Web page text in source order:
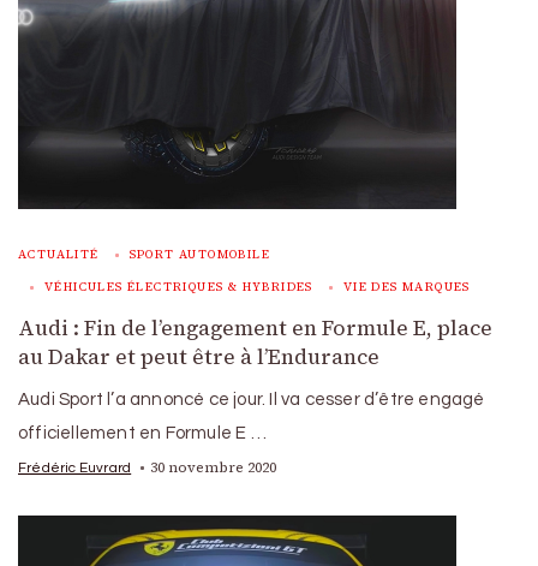
ACTUALITÉ SPORT AUTOMOBILE
VÉHICULES ÉLECTRIQUES & HYBRIDES VIE DES MARQUES
Audi : Fin de l’engagement en Formule E, place
au Dakar et peut être à l’Endurance
Audi Sport l’a annoncé ce jour. Il va cesser d’être engagé
officiellement en Formule E …
Frédéric Euvrard 30 novembre 2020